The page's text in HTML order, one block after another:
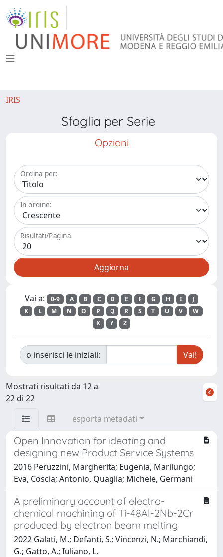
IRIS
Sfoglia per Serie
Opzioni
Ordina per:
In ordine:
Risultati/Pagina
Vai a: 0-9 A B C D E F G H I
J
K
L M N O P Q R S T U V
W
X
Y Z
o inserisci le iniziali:
Mostrati risultati da 12 a
22 di 22
esporta metadati
Open Innovation for ideating and
designing new Product Service Systems
2016 Peruzzini, Margherita; Eugenia, Marilungo;
Eva, Coscia; Antonio, Quaglia; Michele, Germani
A preliminary account of electro-
chemical machining of Ti-48Al-2Nb-2Cr
produced by electron beam melting
2022 Galati, M.; Defanti, S.; Vincenzi, N.; Marchiandi,
G.; Gatto, A.; Iuliano, L.